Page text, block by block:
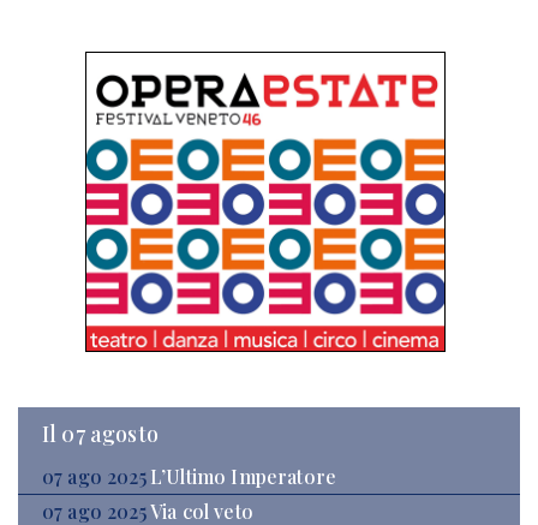
Il 07 agosto
07 ago 2025 L’Ultimo Imperatore
07 ago 2025Via col veto